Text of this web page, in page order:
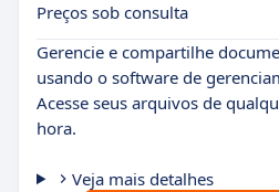
Preços sob consulta
Gerencie e compartilhe
usando o software de
Acesse seus arquivos de
hora.
Veja mais detalhes